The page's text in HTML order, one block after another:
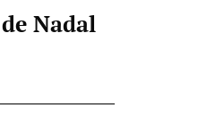
Nadal